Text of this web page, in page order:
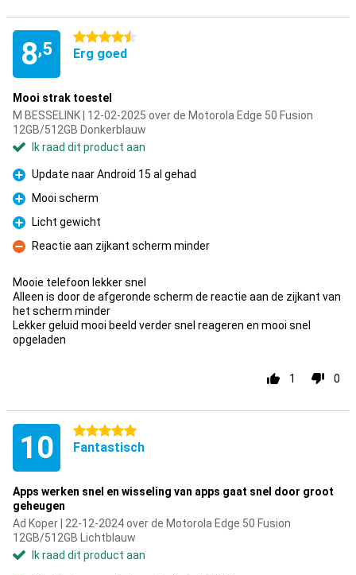
8,5
4.5 sterren
Erg goed
Mooi strak toestel
M BESSELINK | 12-02-2025 over de Motorola Edge 50 Fusion
12GB/512GB Donkerblauw
Ik raad dit product aan
Pluspunt
Update naar Android 15 al gehad
Pluspunt
Mooi scherm
Pluspunt
Licht gewicht
Minpunt
Reactie aan zijkant scherm minder
Mooie telefoon lekker snel
Alleen is door de afgeronde scherm de reactie aan de zijkant van
het scherm minder
Lekker geluid mooi beeld verder snel reageren en mooi snel
opgeladen
1 0
10 5 sterren
Fantastisch
Apps werken snel en wisseling van apps gaat snel door groot
geheugen
Ad Koper | 22-12-2024 over de Motorola Edge 50 Fusion
12GB/512GB Lichtblauw
Ik raad dit product aan